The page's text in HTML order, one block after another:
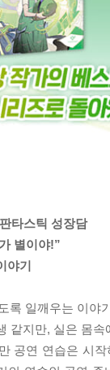
타스틱 성장담
별이야!”
야기
록 일깨우는 이야
같지만, 실은 몸
공연 연습은 시